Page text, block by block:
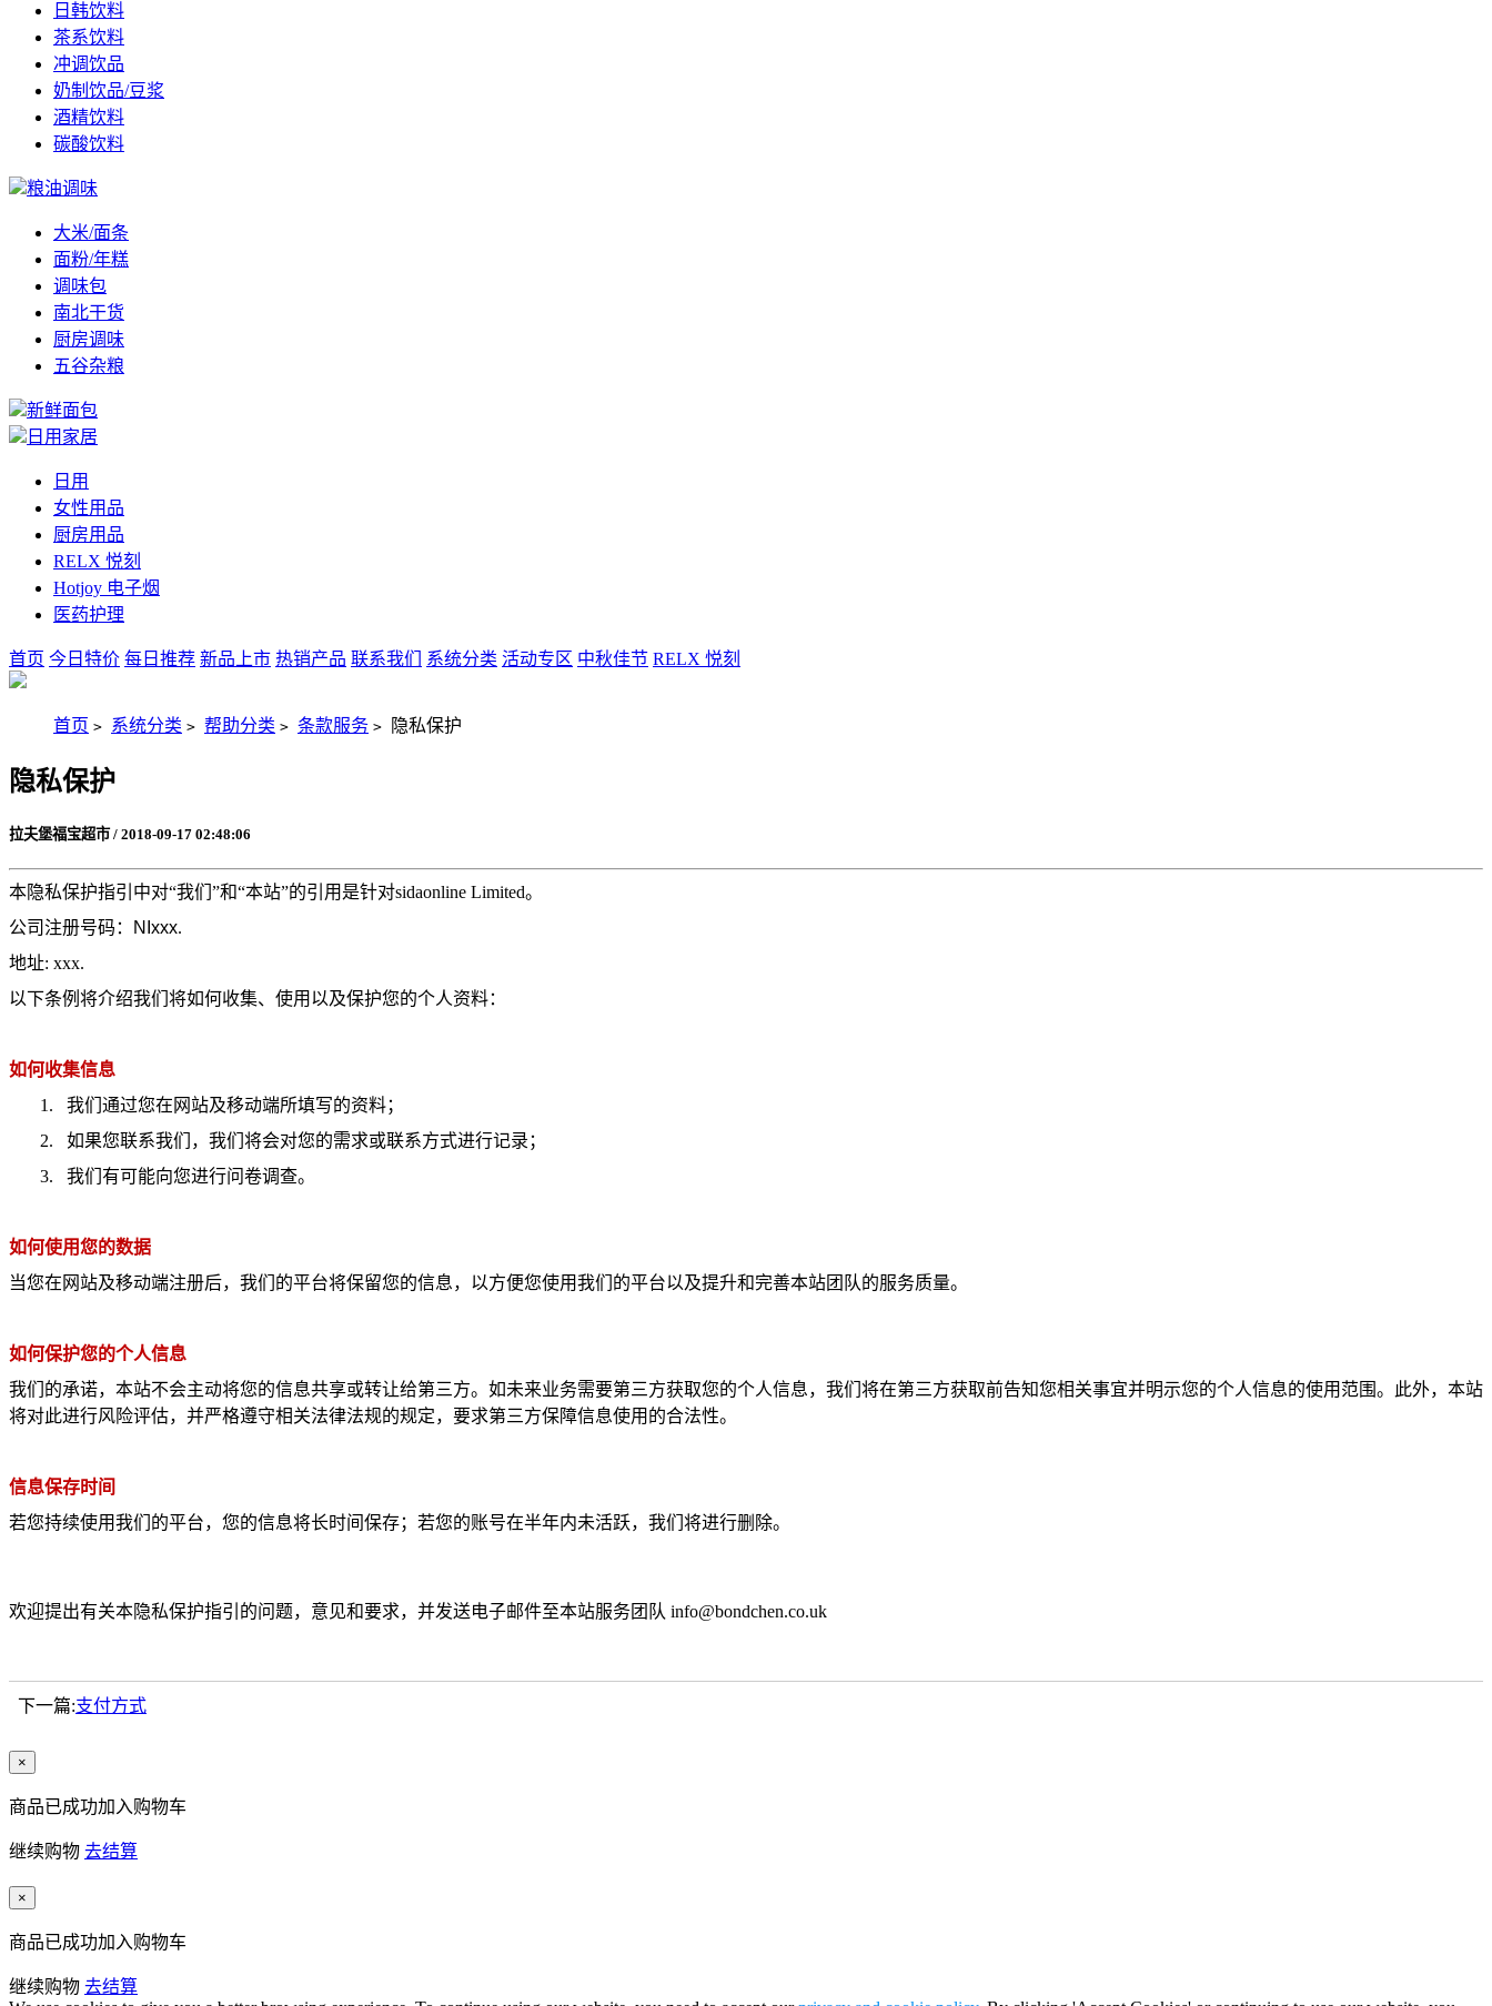
日韩饮料
茶系饮料
冲调饮品
奶制饮品/豆浆
酒精饮料
碳酸饮料
粮油调味
大米/面条
面粉/年糕
调味包
南北干货
厨房调味
五谷杂粮
新鲜面包
日用家居
日用
女性用品
厨房用品
RELX 悦刻
Hotjoy 电子烟
医药护理
首页 今日特价 每日推荐 新品上市 热销产品 联系我们 系统分类 活动专区 中秋佳节 RELX 悦刻
首页 > 系统分类 > 帮助分类 > 条款服务 > 隐私保护
隐私保护
拉夫堡福宝超市 / 2018-09-17 02:48:06
本隐私保护指引中对“我们”和“本站”的引用是针对sidaonline Limited。
公司注册号码：
NIxxx.
地址: xxx.
以下条例将介绍我们将如何收集、使用以及保护您的个人资料：
如何收集信息
1.
我们通过您在网站及移动端所填写的资料；
2.
如果您联系我们，我们将会对您的需求或联系方式进行记录；
3.
我们有可能向您进行问卷调查。
如何使用您的数据
当您在网站及移动端注册后，我们的平台将保留您的信息，以方便您使用我们的平台以及提升和完善本站团队的服务质量。
如何保护您的个人信息
我们的承诺，本站不会主动将您的信息共享或转让给第三方。如未来业务需要第三方获取您的个人信息，我们将在第三方获取前告知您相关事宜并明示您的个人信息的使用范围。此外，本站
将对此进行风险评估，并严格遵守相关法律法规的规定，要求第三方保障信息使用的合法性。
信息保存时间
若您持续使用我们的平台，您的信息将长时间保存；若您的账号在半年内未活跃，我们将进行删除。
欢迎提出有关本隐私保护指引的问题，意见和要求，并发送电子邮件至本站服务团队 info@bondchen.co.uk
下一篇:支付方式
×
商品已成功加入购物车
继续购物 去结算
×
商品已成功加入购物车
继续购物 去结算